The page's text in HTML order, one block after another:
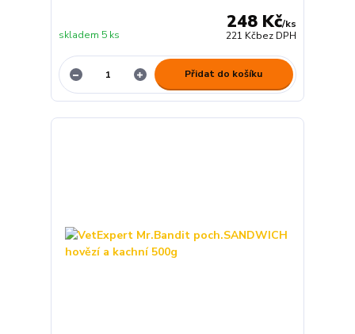
248 Kč/ks
221 Kčbez DPH
skladem 5 ks
Přidat do košíku